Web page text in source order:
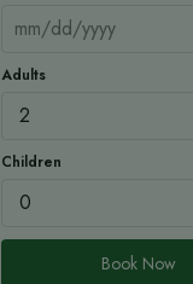
Adults
Children
Book Now